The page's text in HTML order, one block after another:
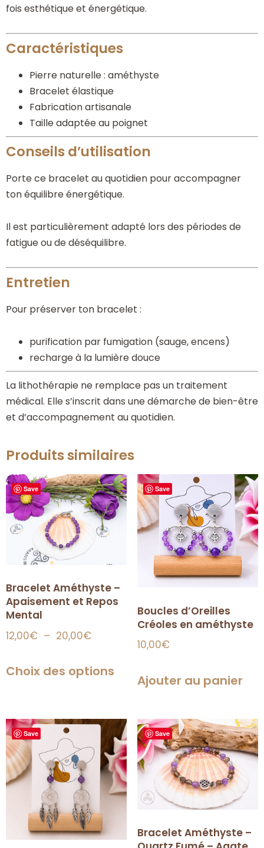
fois esthétique et énergétique.
Caractéristiques
Pierre naturelle : améthyste
Bracelet élastique
Fabrication artisanale
Taille adaptée au poignet
Conseils d’utilisation
Porte ce bracelet au quotidien pour accompagner
ton équilibre énergétique.
Il est particulièrement adapté lors des périodes de
fatigue ou de déséquilibre.
Entretien
Pour préserver ton bracelet :
purification par fumigation (sauge, encens)
recharge à la lumière douce
La lithothérapie ne remplace pas un traitement
médical. Elle s’inscrit dans une démarche de bien-être
et d’accompagnement au quotidien.
Produits similaires
Save
Bracelet Améthyste –
Apaisement et Repos
Mental
12,00€ – 20,00€
Choix des options
Save
Boucles d’Oreilles
Créoles en améthyste
10,00€
Ajouter au panier
Save Save
Bracelet Améthyste –